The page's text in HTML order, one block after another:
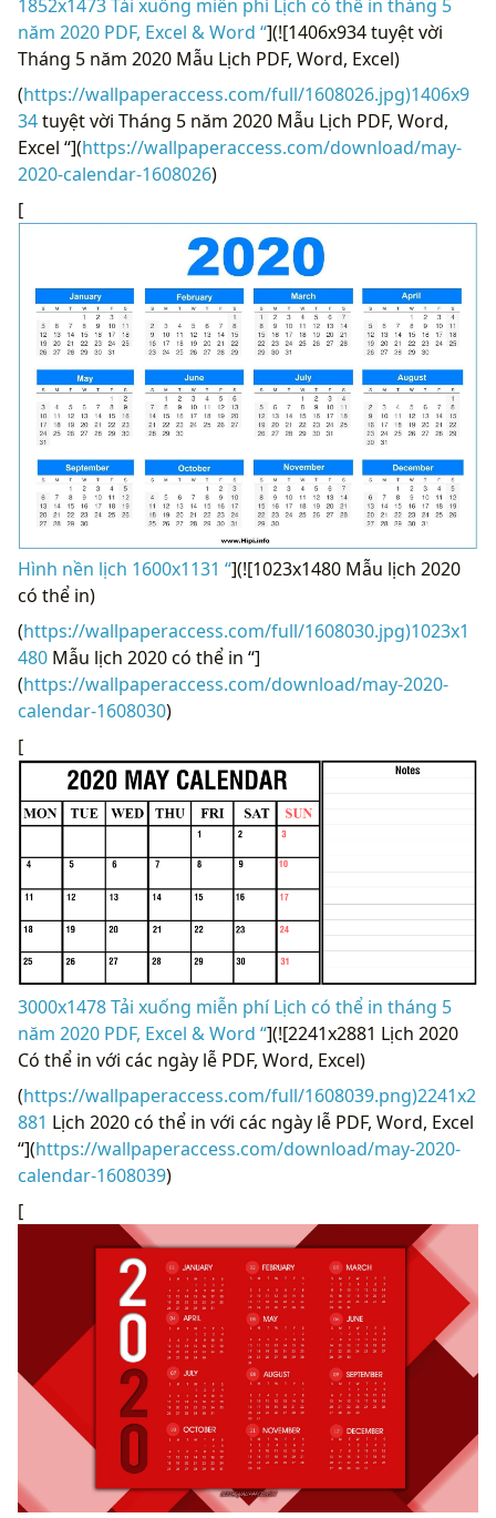
1852x1473 Tải xuống miễn phí Lịch có thể in tháng 5
năm 2020 PDF, Excel & Word “](![1406x934 tuyệt vời
Tháng 5 năm 2020 Mẫu Lịch PDF, Word, Excel)
(https://wallpaperaccess.com/full/1608026.jpg)1406x9
34tuyệt vời Tháng 5 năm 2020 Mẫu Lịch PDF, Word,
Excel “](https://wallpaperaccess.com/download/may-
2020-calendar-1608026)
[
Hình nền lịch 1600x1131 “](![1023x1480 Mẫu lịch 2020
có thể in)
(https://wallpaperaccess.com/full/1608030.jpg)1023x1
480 Mẫu lịch 2020 có thể in “]
(https://wallpaperaccess.com/download/may-2020-
calendar-1608030)
[
3000x1478 Tải xuống miễn phí Lịch có thể in tháng 5
năm 2020 PDF, Excel & Word “](![2241x2881 Lịch 2020
Có thể in với các ngày lễ PDF, Word, Excel)
(https://wallpaperaccess.com/full/1608039.png)2241x2
881 Lịch 2020 có thể in với các ngày lễ PDF, Word, Excel
“](https://wallpaperaccess.com/download/may-2020-
calendar-1608039)
[